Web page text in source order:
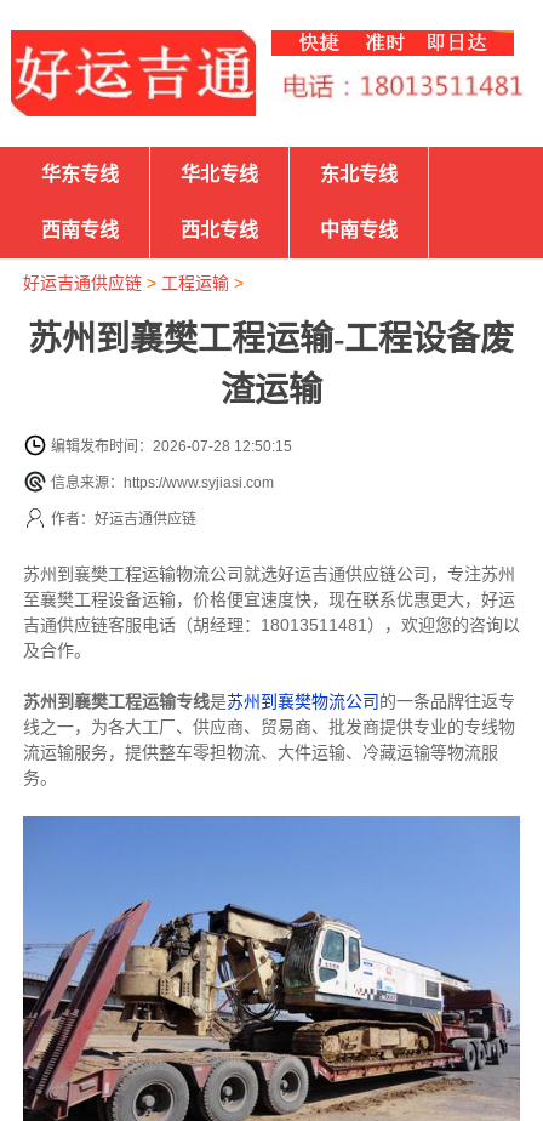
华东专线 华北专线 东北专线
西南专线 西北专线 中南专线
好运吉通供应链> 工程运输>
苏州到襄樊工程运输-工程设备废
渣运输
编辑发布时间：2026-07-28 12:50:15
信息来源：https://www.syjiasi.com
作者：好运吉通供应链
苏州到襄樊工程运输物流公司就选好运吉通供应链公司，专注苏州
至襄樊工程设备运输，价格便宜速度快，现在联系优惠更大，好运
吉通供应链客服电话（胡经理：18013511481），欢迎您的咨询以
及合作。
苏州到襄樊工程运输专线是苏州到襄樊物流公司的一条品牌往返专
线之一，为各大工厂、供应商、贸易商、批发商提供专业的专线物
流运输服务，提供整车零担物流、大件运输、冷藏运输等物流服
务。